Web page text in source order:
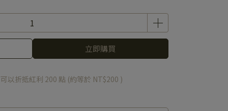
立即購買
以折抵紅利 200 點 (約等於 NT$200 )